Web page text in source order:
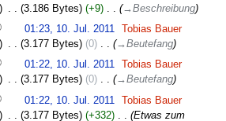
3.186 Bytes +9 ‎ →Beschreibung
01:23, 10. Jul. 2011
Tobias Bauer
3.177 Bytes 0 ‎ →Beutefang
01:22, 10. Jul. 2011
Tobias Bauer
3.177 Bytes 0 ‎ →Beutefang
01:22, 10. Jul. 2011
Tobias Bauer
3.177 Bytes +332 ‎
Etwas zum